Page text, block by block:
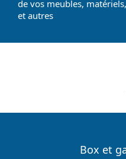
de vos meubles,
et autres
Box et